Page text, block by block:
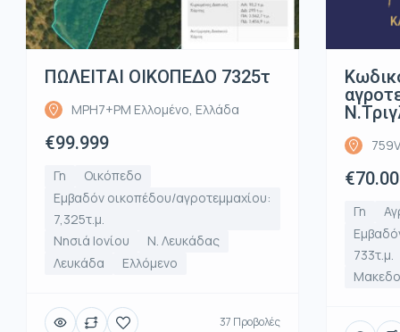
ΠΩΛΕΙΤΑΙ ΟΙΚΟΠΕΔΟ 7325τ
MPH7+PM Ελλομένο, Ελλάδα
€99.999
Γη
Οικόπεδο
Εμβαδόν οικοπέδου/αγροτεμμαχίου:
7,325τ.μ.
Νησιά Ιονίου
Ν. Λευκάδας
Λευκάδα
Ελλόμενο
37 Προβολές
Γη
733τ.μ.